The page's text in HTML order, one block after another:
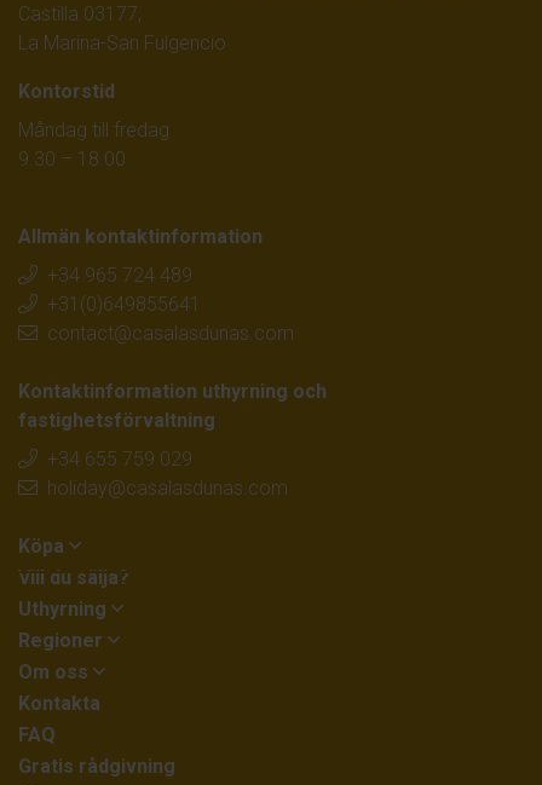
Castilla 03177,
La Marina-San Fulgencio
Kontorstid
Måndag till fredag
9.30 – 18.00
Allmän kontaktinformation
+34 965 724 489
+31(0)649855641
contact@casalasdunas.com
Kontaktinformation uthyrning och
fastighetsförvaltning
+34 655 759 029
holiday@casalasdunas.com
Köpa
Vill du sälja?
Uthyrning
Regioner
Om oss
Kontakta
FAQ
Gratis rådgivning